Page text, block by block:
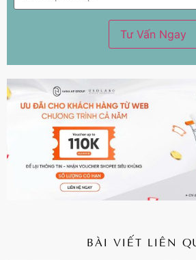
BÀI VIẾT LIÊN